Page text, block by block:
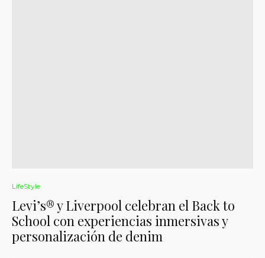
LifeStyle
Levi’s® y Liverpool celebran el Back to
School con experiencias inmersivas y
personalización de denim